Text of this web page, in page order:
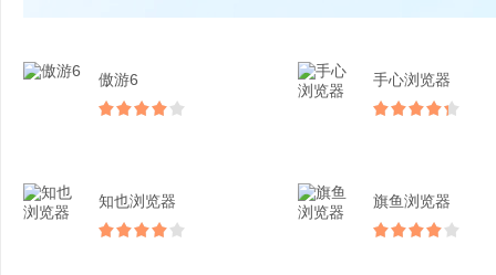
傲游6 手心浏览器
知也浏览器 旗鱼浏览器